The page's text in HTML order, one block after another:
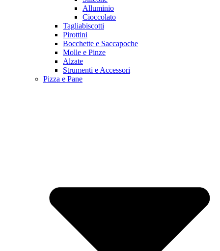
Alluminio
Cioccolato
Tagliabiscotti
Pirottini
Bocchette e Saccapoche
Molle e Pinze
Alzate
Strumenti e Accessori
Pizza e Pane